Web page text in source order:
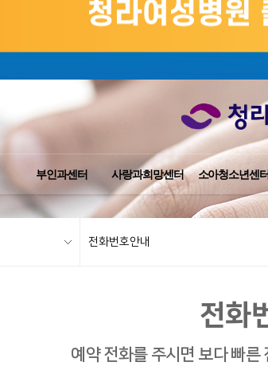
부인과센터 사랑과희망센터 소아청소년센터
전화번호안내
전화
예약 전화를 주시면 보다 빠른